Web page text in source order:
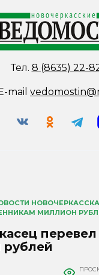
Тел. 8 (8635) 22-
mail
НОВОЧЕРКАССКА
МИЛЛИОН